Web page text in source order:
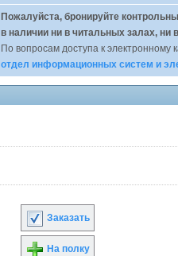
Пожалуйста, бронируйте
в наличии ни в читальных залах, ни
По вопросам доступа к электронному
отдел информационных систем и
Заказать
На полку